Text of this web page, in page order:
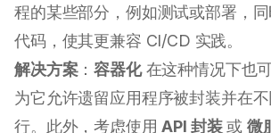
程的某些部分，例如测试或部署，
代码，使其更兼容 CI/CD 实践。
解决方案：容器化在这种情况下也
为它允许遗留应用程序被封装并在
行。此外，考虑使用API 封装或 微